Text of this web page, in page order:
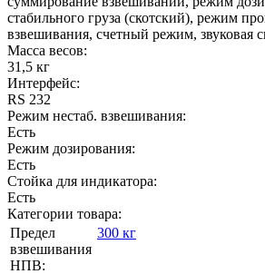
стабильного груза (скотский), режим
взвешивания, счетный режим, звуковая
Масса весов:
31,5 кг
Интерфейс:
RS 232
Режим нестаб. взвешивания:
Есть
Режим дозирования:
Есть
Стойка для индикатора:
Есть
Категории товара:
Предел
взвешивания
НПВ:
300 кг